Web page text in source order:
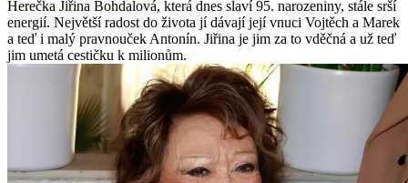
Herečka Jiřina Bohdalová, která dnes slaví 95. narozeniny, stále srší
energií. Největší radost do života jí dávají její vnuci Vojtěch a Marek
a teď i malý pravnouček Antonín. Jiřina je jim za to vděčná a už teď
jim umetá cestičku k milionům.